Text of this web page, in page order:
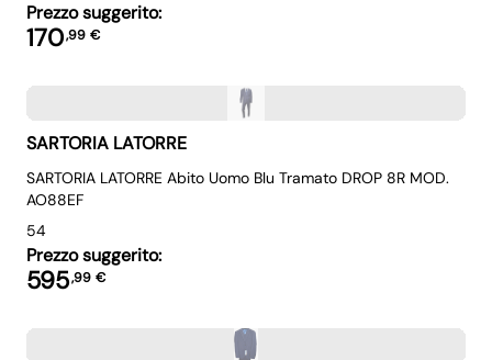
Prezzo suggerito:
170,99 €
SARTORIA LATORRE
SARTORIA LATORRE Abito Uomo Blu Tramato DROP 8R MOD.
AO88EF
54
Prezzo suggerito:
595,99 €